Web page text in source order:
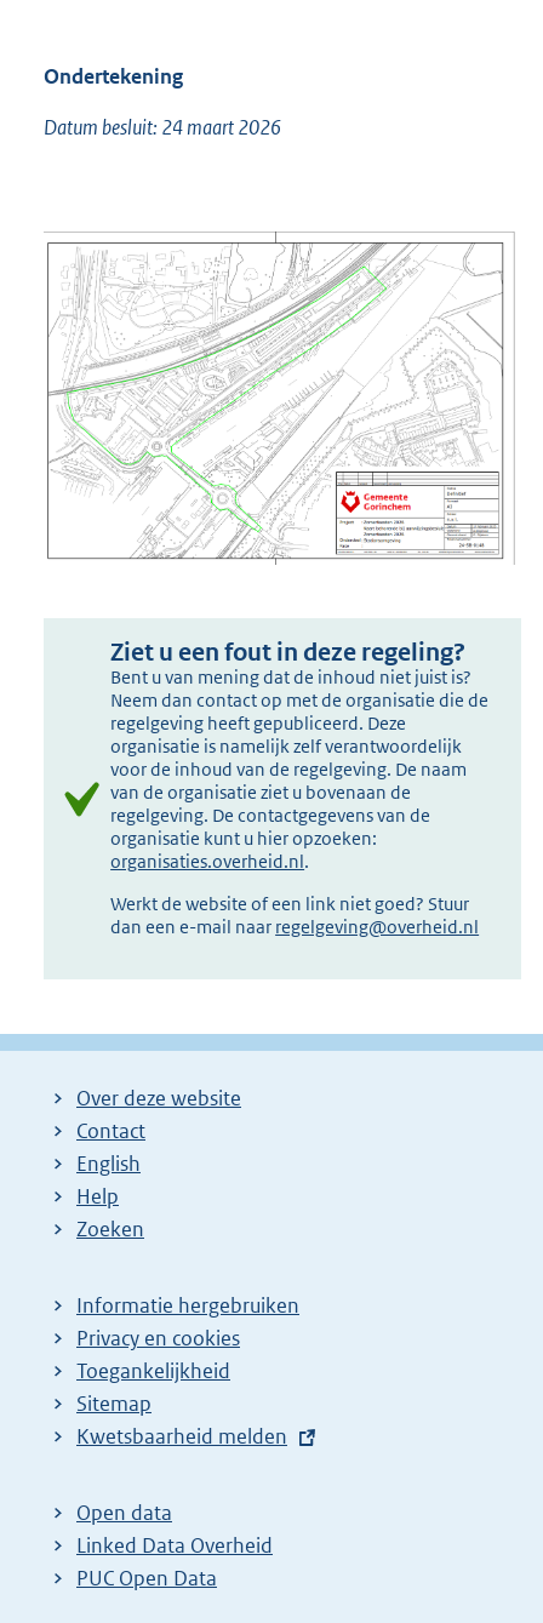
Ondertekening
Datum besluit: 24 maart 2026
Ziet u een fout in deze regeling?
Bent u van mening dat de inhoud niet juist is?
Neem dan contact op met de organisatie die de
regelgeving heeft gepubliceerd. Deze
organisatie is namelijk zelf verantwoordelijk
voor de inhoud van de regelgeving. De naam
van de organisatie ziet u bovenaan de
regelgeving. De contactgegevens van de
organisatie kunt u hier opzoeken:
organisaties.overheid.nl.
Werkt de website of een link niet goed? Stuur
dan een e-mail naar regelgeving@overheid.nl
Over deze website
Contact
English
Help
Zoeken
Informatie hergebruiken
Privacy en cookies
Toegankelijkheid
Sitemap
E
t
e
r
Kwetsbaarheid melden
Open data
Linked Data Overheid
PUC Open Data